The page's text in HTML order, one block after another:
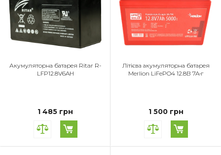
Акумуляторна батарея Ritar R-
LFP12.8V6AH
1 485 грн
Літієва акумуляторна батарея
Merlion LiFePO4 12.8В 7A•г
1 500 грн